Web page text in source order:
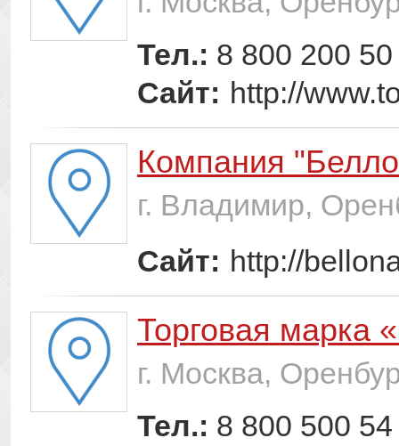
Тел.: 8 800 200
Сайт: http://
Компания
г. Владимир,
Сайт: http://
Торговая марка
г. Москва,
Тел.: 8 800 500